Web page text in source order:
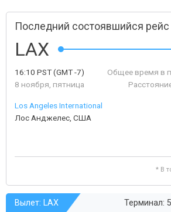
Последний состоявшийся рейс
LAX
16:10 PST(GMT -7)
8 ноября, пятница
Общее время в
Los Angeles International
Лос Анджелес, США
* В
Вылет: LAX Терминал: 5